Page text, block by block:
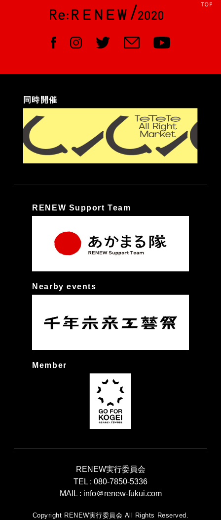
同時開催
RENEW Support Team
Nearby events
Member
RENEW実行委員会
TEL : 080-7850-5336
MAIL : info＠renew-fukui.com
Copyright RENEW実行委員会 All Rights Reserved.